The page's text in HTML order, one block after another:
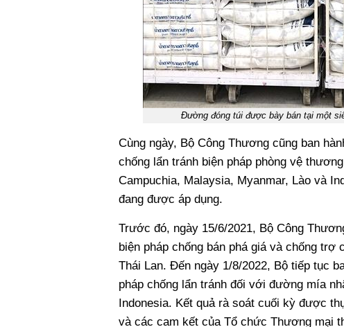
Đường đóng túi được bày bán tại một
Cùng ngày, Bộ Công Thương cũng ban
chống lẩn tránh biện pháp phòng vệ
Campuchia, Malaysia, Myanmar, Lào và
đang được áp dụng.
Trước đó, ngày 15/6/2021, Bộ Công
biện pháp chống bán phá giá và chống
Thái Lan. Đến ngày 1/8/2022, Bộ tiếp tục
pháp chống lẩn tránh đối với đường mía
Indonesia. Kết quả rà soát cuối kỳ được
và các cam kết của Tổ chức Thương mại